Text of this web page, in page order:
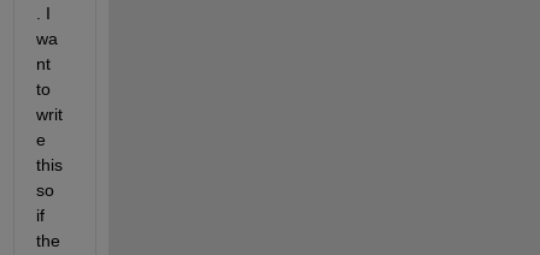
. I
wa
nt
to
writ
e
this
so
if
the